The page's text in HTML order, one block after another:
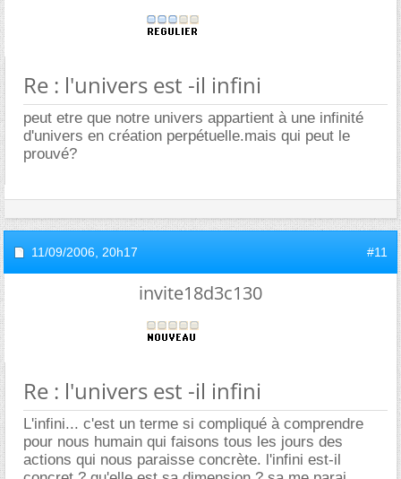
Re : l'univers est -il infini
peut etre que notre univers appartient à une infinité
d'univers en création perpétuelle.mais qui peut le
prouvé?
11/09/2006, 20h17 #11
invite18d3c130
Re : l'univers est -il infini
L'infini... c'est un terme si compliqué à comprendre
pour nous humain qui faisons tous les jours des
actions qui nous paraisse concrète. l'infini est-il